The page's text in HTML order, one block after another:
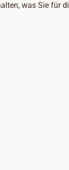
was Sie für